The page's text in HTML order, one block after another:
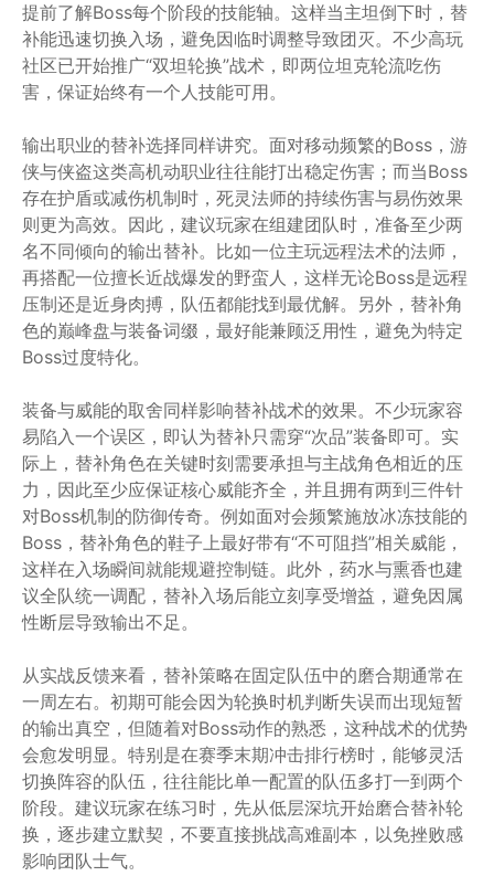
提前了解Boss每个阶段的技能轴。这样当主坦倒下时，替
补能迅速切换入场，避免因临时调整导致团灭。不少高玩
社区已开始推广“双坦轮换”战术，即两位坦克轮流吃伤
害，保证始终有一个人技能可用。
输出职业的替补选择同样讲究。面对移动频繁的Boss，游
侠与侠盗这类高机动职业往往能打出稳定伤害；而当Boss
存在护盾或减伤机制时，死灵法师的持续伤害与易伤效果
则更为高效。因此，建议玩家在组建团队时，准备至少两
名不同倾向的输出替补。比如一位主玩远程法术的法师，
再搭配一位擅长近战爆发的野蛮人，这样无论Boss是远程
压制还是近身肉搏，队伍都能找到最优解。另外，替补角
色的巅峰盘与装备词缀，最好能兼顾泛用性，避免为特定
Boss过度特化。
装备与威能的取舍同样影响替补战术的效果。不少玩家容
易陷入一个误区，即认为替补只需穿“次品”装备即可。实
际上，替补角色在关键时刻需要承担与主战角色相近的压
力，因此至少应保证核心威能齐全，并且拥有两到三件针
对Boss机制的防御传奇。例如面对会频繁施放冰冻技能的
Boss，替补角色的鞋子上最好带有“不可阻挡”相关威能，
这样在入场瞬间就能规避控制链。此外，药水与熏香也建
议全队统一调配，替补入场后能立刻享受增益，避免因属
性断层导致输出不足。
从实战反馈来看，替补策略在固定队伍中的磨合期通常在
一周左右。初期可能会因为轮换时机判断失误而出现短暂
的输出真空，但随着对Boss动作的熟悉，这种战术的优势
会愈发明显。特别是在赛季末期冲击排行榜时，能够灵活
切换阵容的队伍，往往能比单一配置的队伍多打一到两个
阶段。建议玩家在练习时，先从低层深坑开始磨合替补轮
换，逐步建立默契，不要直接挑战高难副本，以免挫败感
影响团队士气。